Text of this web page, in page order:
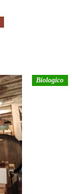
Biologico